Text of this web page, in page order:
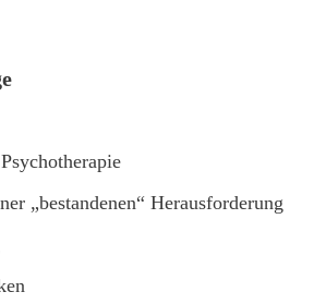
„bestandenen“ Herausforderung